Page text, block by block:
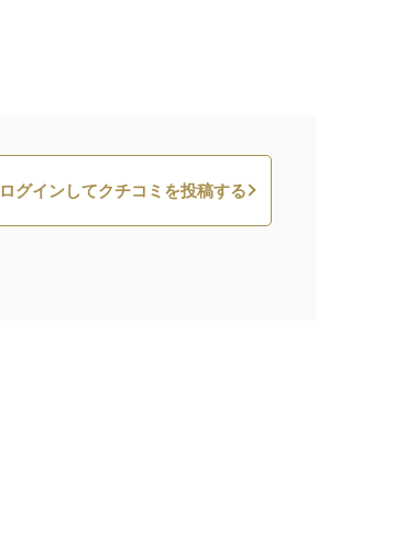
ログインしてクチコミを投稿する